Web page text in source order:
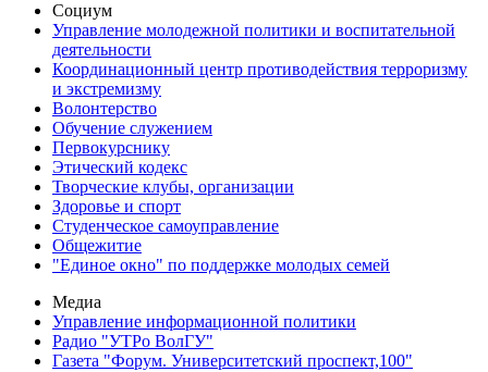
Социум
Управление молодежной политики и воспитательной
деятельности
Координационный центр противодействия терроризму
и экстремизму
Волонтерство
Обучение служением
Первокурснику
Этический кодекс
Творческие клубы, организации
Здоровье и спорт
Студенческое самоуправление
Общежитие
"Единое окно" по поддержке молодых семей
Медиа
Управление информационной политики
Радио "УТРо ВолГУ"
Газета "Форум. Университетский проспект,100"